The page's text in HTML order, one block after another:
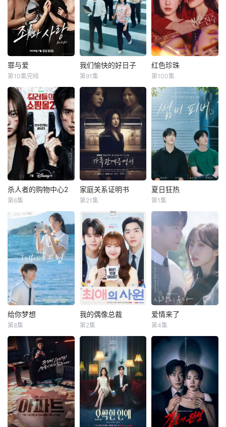
罪与爱
金贤叙
警察、毒枭、卧底
特工和间谍——权
力体系的各个层面
都在崩溃瓦解。在
看似合法的警察等
级制度背后，隐藏
着一座被腐败、欲
望和隐秘权力游戏
所掌控的城市，人
的生命在这里只是
神秘的绑架案揭开
了一张深埋地下的
犯罪网络，解开了
错位的身份、系统
性的腐败和一段被
长期压制的过去。
爱情和性沦为控制
和交换的工具。而
真正的混乱早在十
年前就已开始。…
罪与爱
第10集完结
我们愉快的好日子
申正允
一場緊張刺激、生
死攸關的較量，在
世界上最完美的男
人和笨拙的女人之
間展開！這是一部
由不同世代的人共
同寫的浪漫家庭
劇，每個人都渴望
成為自己人生的主
角。
我们愉快的好日子
第91集
红色珍珠
李元宗
【SPOTV新闻 =
记者 姜孝珍】演员
朴真熙即将全面回
归荧屏。据SPOTV
新闻7日报道，朴
真熙将主演KBS新
日播剧《红珍
珠》。自1996年电
视剧《开始》以
来，朴真熙出演过
《我会让你更幸
福》、《孙子兵
法》、《我喜欢
你》、《KAIS
T》、《丝花萝
卜》、《顺爱回来
吧》、《金钱战
争》、《想结婚的
女人》、《巨
人》、《关许
钧》、《归来》以
及《李太宗芳元》
等。自2022年在电
视剧《太宗李芳
远》中饰演元庆国
的闵妃一角以来，
朴真熙一直活跃于
荧屏，曾客串出演
《醉酒都市女人
2》和《七人复
活》等剧集。近
红色珍珠
第100集
杀人者的购物中心2
赵汉善
购物中心即将重
新开张！ 郑进
湾（李栋旭 饰）和
郑智安（金慧峻
饰）叔侄档再度联
手，制作规模、动
作场面全部疯狂升
级。玄理、冈田将
生强势加盟，化身
空降雇佣兵组织“巴
要彻底剿灭叔侄二
人！前有宿敌贝
尔，后有“巴比伦”
步步进逼，两叔侄
会点样杀出一条血
路？一切未解之
谜，即将震撼揭
晓。
杀人者的购物中心2
第6集
家庭关系证明书
林志恩
本剧讲述的是从出
生瞬间开始就被打
上家庭崩溃烙印的
一个孩子和面对冷
酷的偏见和命运，
重新找回自己人生
的女性故事。
家庭关系证明书
第21集
夏日狂热
暂无简介
夏日狂热
第1集
给你梦想
该剧是一部浪漫喜
剧，讲述了连一个
梦想都无所畏惧的
十几岁，被现实挡
住而受挫的二十几
岁，像变成那样的
大人的三十几岁的
记者李载与一个生
给你梦想
第8集
我的偶像总裁
该剧改编自网
络漫画《我的欧巴
是偶像》，是一部
浪漫喜剧。讲述进
入由前偶像兼CEO
李灿领导的公司工
作的南多凛，与在
我的偶像总裁
第2集
爱情来了
8日，Hani的经纪
公司Sublime向OS
EN透露：“Hani目
前正在考虑出演KB
S2周末剧《爱情来
了》的角色。”
《爱情来了》讲述
了一群人之间的故
爱情来了
第4集